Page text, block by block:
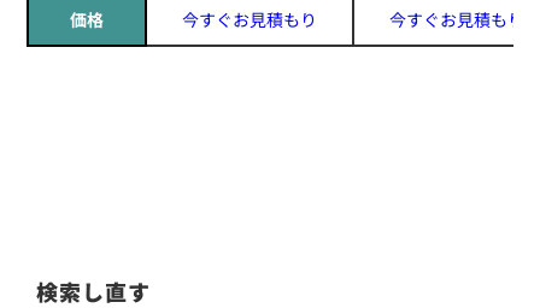
価格 今すぐお見積もり 今すぐお見積もり
検索し直す